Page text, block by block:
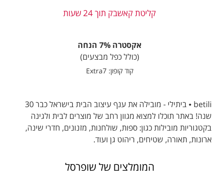
קליטת קאשבק תוך 24 שעות
אקסטרה 7% הנחה
(כולל כפל מבצעים)
קוד קופון: Extra7
betili • ביתילי - מובילה את ענף עיצוב הבית בישראל כבר 30
שנה! באתר תוכלו למצוא מגוון רחב של מוצרים לבית ולגינה
בקטגוריות מובילות כגון: ספות, שולחנות, מזנונים, חדרי שינה,
ארונות, תאורה, שטיחים, ריהוט גן ועוד.
המומלצים של שופרסל